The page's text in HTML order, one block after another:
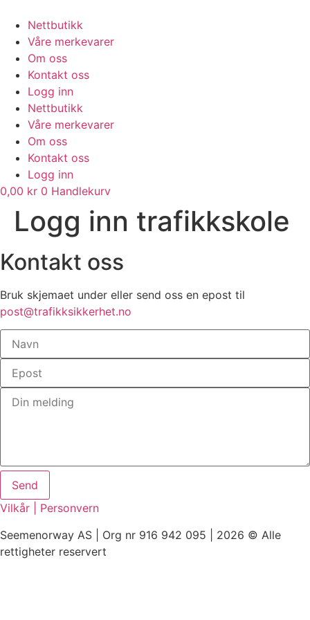
content
Nettbutikk
Våre merkevarer
Om oss
Kontakt oss
Logg inn
Nettbutikk
Våre merkevarer
Om oss
Kontakt oss
Logg inn
0,00 kr 0 Handlekurv
Logg inn trafikkskole
Kontakt oss
Bruk skjemaet under eller send oss en epost til
post@trafikksikkerhet.no
Send
Vilkår | Personvern
Seemenorway AS | Org nr 916 942 095 | 2026 © Alle
rettigheter reservert